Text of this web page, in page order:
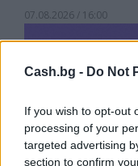
Cash.bg - Do Not
If you wish to opt-out
processing of your
targeted advertising
section to confirm
07.08.2026 / 16:00